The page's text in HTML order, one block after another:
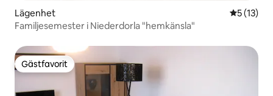
Lägenhet 5 av 5 i
5 (13)
Familjesemester i Niederdorla "hemkänsla"
Gästfavorit
Gästfavorit